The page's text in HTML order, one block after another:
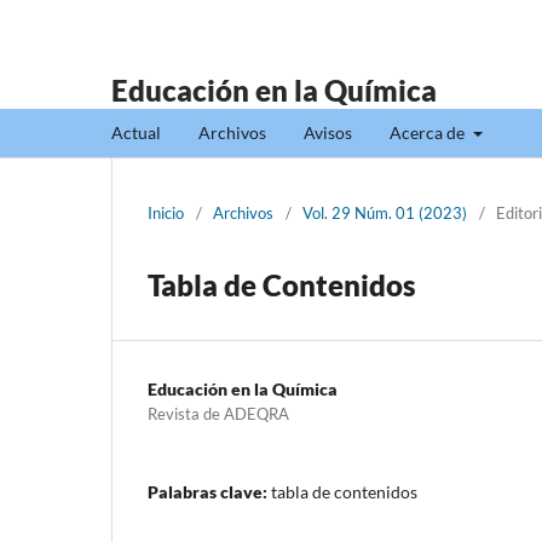
Educación en la Química
Actual Archivos Avisos Acerca de
Inicio / Archivos / Vol. 29 Núm. 01 (2023) /
Tabla de Contenidos
Educación en la Química
Revista de ADEQRA
Palabras clave: tabla de contenidos